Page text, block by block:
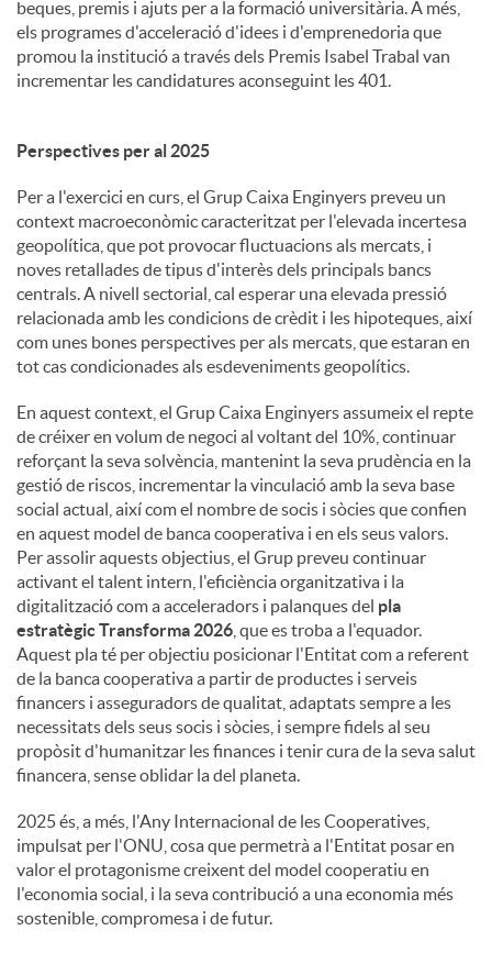
beques, premis i ajuts per a la formació universitària. A més,
els programes d'acceleració d'idees i d'emprenedoria que
promou la institució a través dels Premis Isabel Trabal van
incrementar les candidatures aconseguint les 401.
Perspectives per al 2025
Per a l'exercici en curs, el Grup Caixa Enginyers preveu un
context macroeconòmic caracteritzat per l'elevada incertesa
geopolítica, que pot provocar fluctuacions als mercats, i
noves retallades de tipus d'interès dels principals bancs
centrals. A nivell sectorial, cal esperar una elevada pressió
relacionada amb les condicions de crèdit i les hipoteques, així
com unes bones perspectives per als mercats, que estaran en
tot cas condicionades als esdeveniments geopolítics.
En aquest context, el Grup Caixa Enginyers assumeix el repte
de créixer en volum de negoci al voltant del 10%, continuar
reforçant la seva solvència, mantenint la seva prudència en la
gestió de riscos, incrementar la vinculació amb la seva base
social actual, així com el nombre de socis i sòcies que confien
en aquest model de banca cooperativa i en els seus valors.
Per assolir aquests objectius, el Grup preveu continuar
activant el talent intern, l'eficiència organitzativa i la
digitalització com a acceleradors i palanques del pla
estratègic Transforma 2026 , que es troba a l'equador.
Aquest pla té per objectiu posicionar l'Entitat com a referent
de la banca cooperativa a partir de productes i serveis
financers i asseguradors de qualitat, adaptats sempre a les
necessitats dels seus socis i sòcies, i sempre fidels al seu
propòsit d'humanitzar les finances i tenir cura de la seva salut
financera, sense oblidar la del planeta.
2025 és, a més, l'Any Internacional de les Cooperatives,
impulsat per l'ONU, cosa que permetrà a l'Entitat posar en
valor el protagonisme creixent del model cooperatiu en
l'economia social, i la seva contribució a una economia més
sostenible, compromesa i de futur.